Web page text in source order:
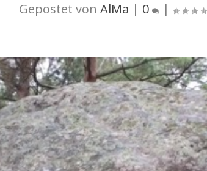
Gepostet von AlMa | 0 |